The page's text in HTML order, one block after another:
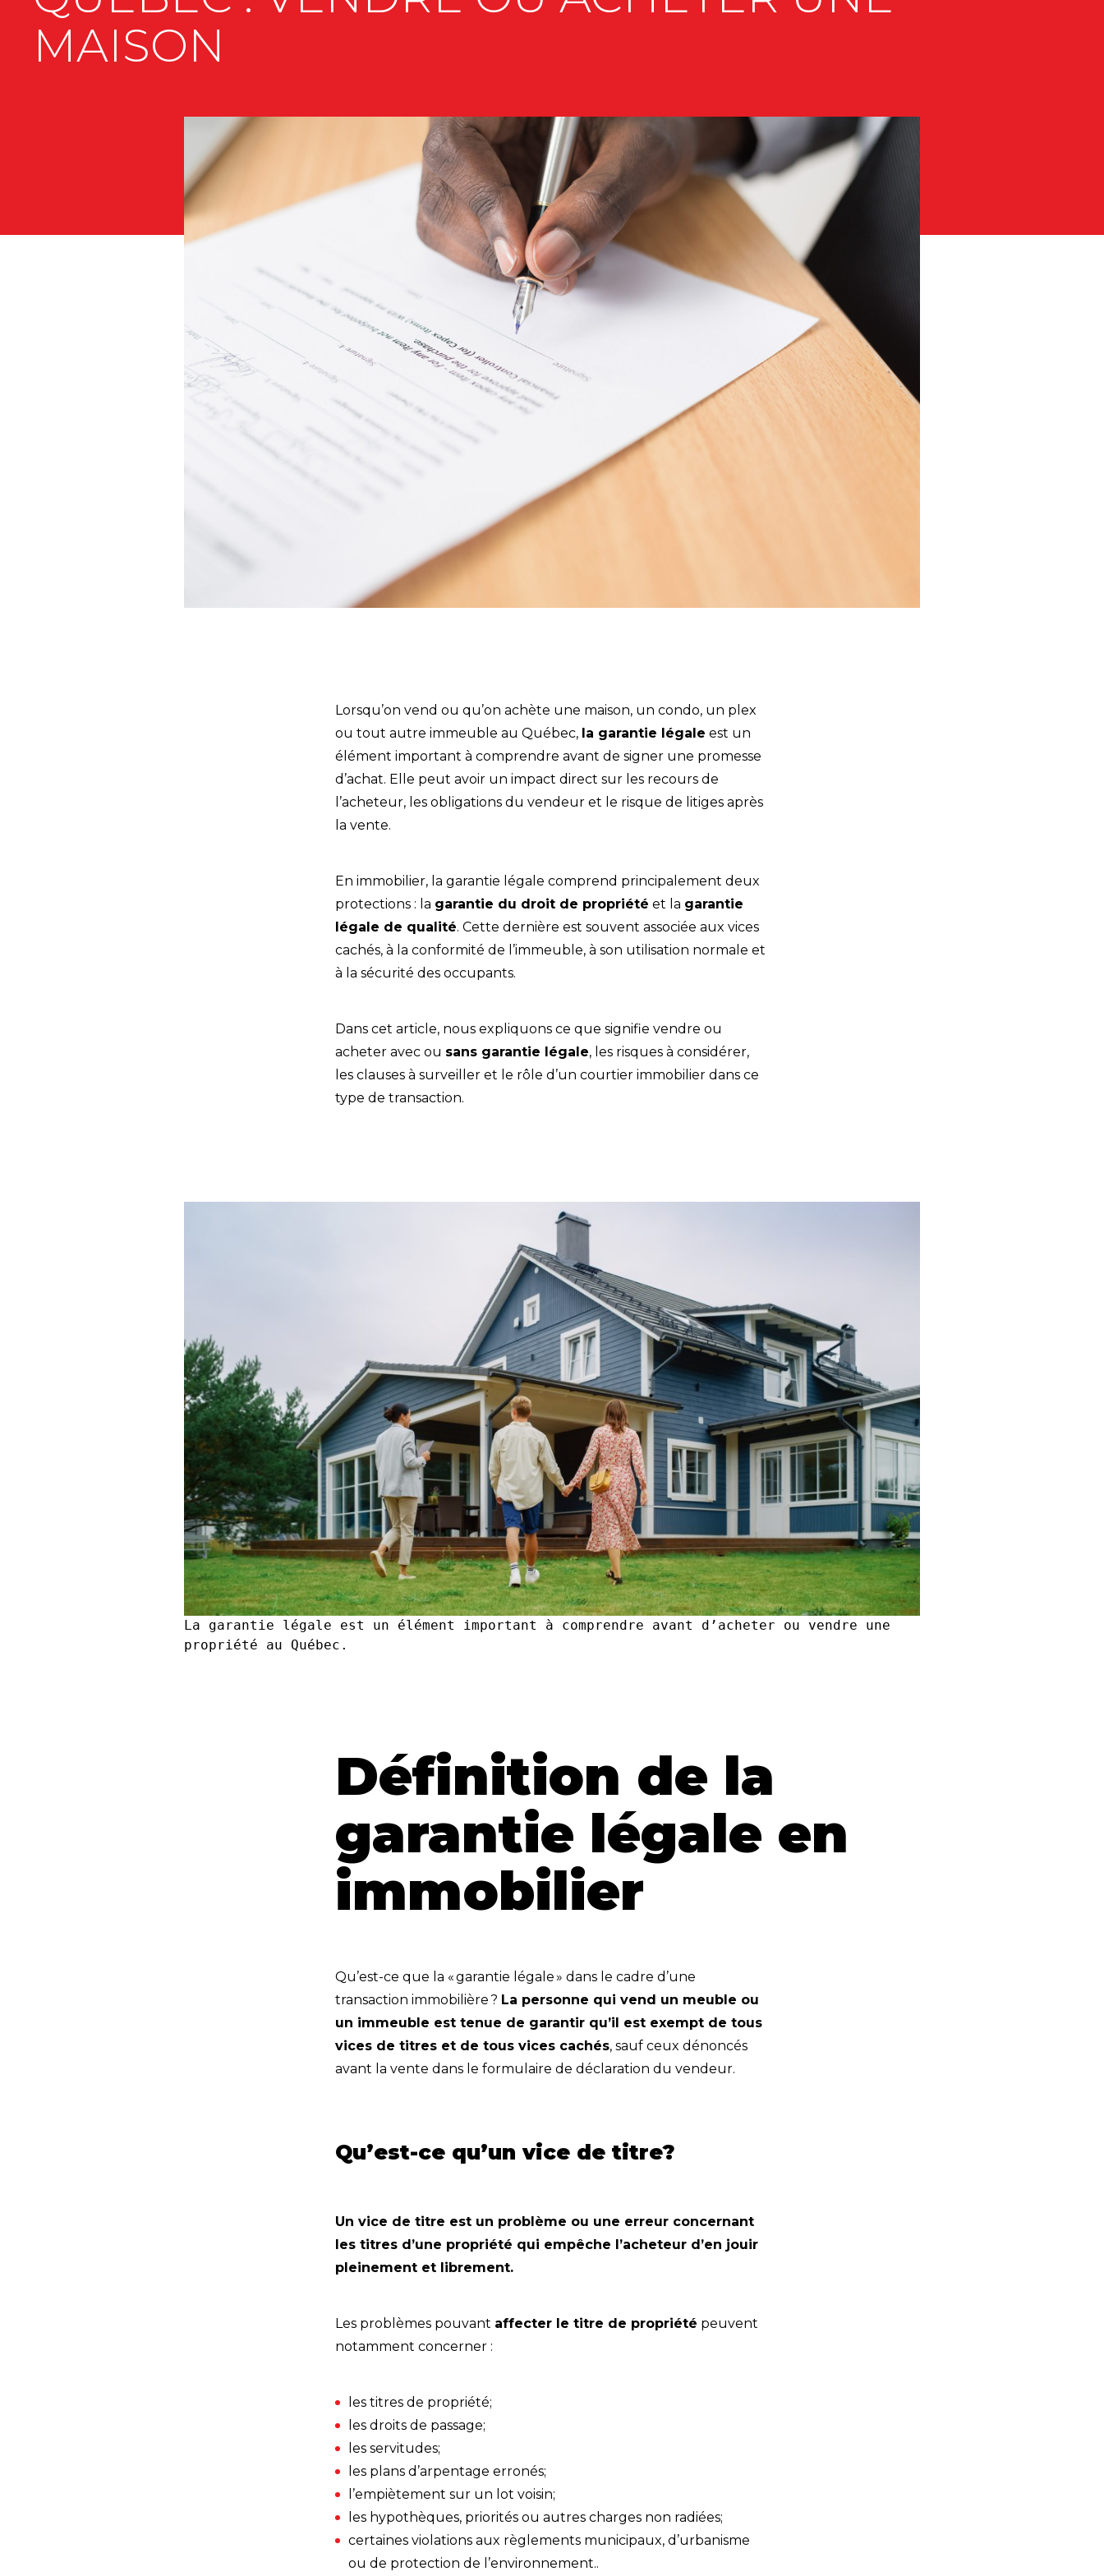
MAISON
Lorsqu’on vend ou qu’on achète une maison, un condo, un plex
ou tout autre immeuble au Québec, la garantie légale est un
élément important à comprendre avant de signer une promesse
d’achat. Elle peut avoir un impact direct sur les recours de
l’acheteur, les obligations du vendeur et le risque de litiges après
la vente.
En immobilier, la garantie légale comprend principalement deux
protections : la garantie du droit de propriété et la garantie
légale de qualité. Cette dernière est souvent associée aux vices
cachés, à la conformité de l’immeuble, à son utilisation normale et
à la sécurité des occupants.
Dans cet article, nous expliquons ce que signifie vendre ou
acheter avec ou sans garantie légale, les risques à considérer,
les clauses à surveiller et le rôle d’un courtier immobilier dans ce
type de transaction.
La garantie légale est un élément important à comprendre avant d’acheter ou vendre une
propriété au Québec.
Définition de la
garantie légale en
immobilier
Qu’est-ce que la « garantie légale » dans le cadre d’une
transaction immobilière ? La personne qui vend un meuble ou
un immeuble est tenue de garantir qu’il est exempt de tous
vices de titres et de tous vices cachés, sauf ceux dénoncés
avant la vente dans le formulaire de déclaration du vendeur.
Qu’est-ce qu’un vice de titre?
Un vice de titre est un problème ou une erreur concernant
les titres d’une propriété qui empêche l’acheteur d’en jouir
pleinement et librement.
Les problèmes pouvant affecter le titre de propriété peuvent
notamment concerner :
les titres de propriété;
les droits de passage;
les servitudes;
les plans d’arpentage erronés;
l’empiètement sur un lot voisin;
les hypothèques, priorités ou autres charges non radiées;
certaines violations aux règlements municipaux, d’urbanisme
ou de protection de l’environnement..